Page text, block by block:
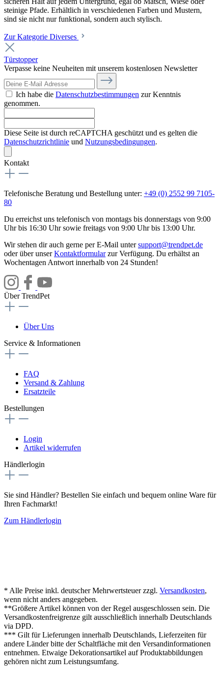
steinige Pfade. Erhältlich in verschiedenen Farben und Mustern,
sind sie nicht nur funktional, sondern auch stylisch.
Zur Kategorie Diverses
Türstopper
Verpasse keine Neuheiten mit unserem kostenlosen Newsletter
Ich habe die Datenschutzbestimmungen zur Kenntnis
genommen.
Diese Seite ist durch reCAPTCHA geschützt und es gelten die
Datenschutzrichtlinie und Nutzungsbedingungen.
Kontakt
Telefonische Beratung und Bestellung unter: +49 (0) 2552 99 7105-
80
Du erreichst uns telefonisch von montags bis donnerstags von 9:00
Uhr bis 16:30 Uhr sowie freitags von 9:00 Uhr bis 13:00 Uhr.
Wir stehen dir auch gerne per E-Mail untersupport@trendpet.de
oder über unserKontaktformularzur Verfügung. Du erhältst an
Wochentagen Antwort innerhalb von 24 Stunden!
Über TrendPet
Über Uns
Service & Informationen
FAQ
Versand & Zahlung
Ersatzteile
Bestellungen
Login
Artikel widerrufen
Händlerlogin
Sie sind Händler? Bestellen Sie einfach und bequem online Ware für
Ihren Fachmarkt!
Zum Händlerlogin
* Alle Preise inkl. deutscher Mehrwertsteuer zzgl. Versandkosten,
wenn nicht anders angegeben.
**Größere Artikel können von der Regel ausgeschlossen sein. Die
Versandkostenfreigrenze gilt ausschließlich innerhalb Deutschlands
via DPD.
*** Gilt für Lieferungen innerhalb Deutschlands, Lieferzeiten für
andere Länder bitte der Schaltfläche mit den Versandinformationen
entnehmen. Etwaige Dekorationsartikel auf Produktabbildungen
gehören nicht zum Leistungsumfang.